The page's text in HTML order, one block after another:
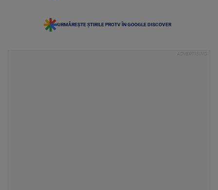
URMĂREȘTE ȘTIRILE PROTV ÎN GOOGLE DISCOVER